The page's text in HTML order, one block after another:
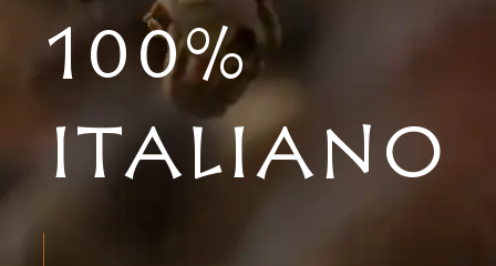
100%
Italiano